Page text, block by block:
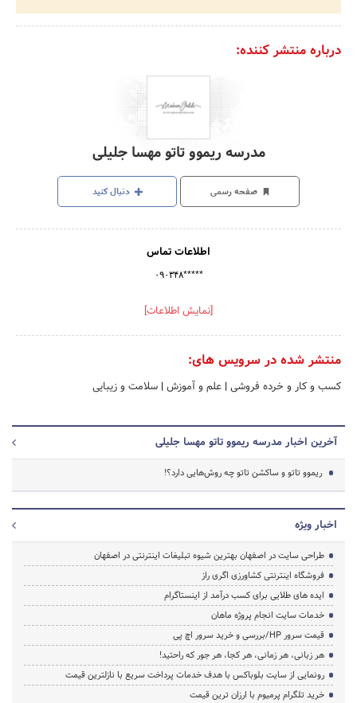
درباره منتشر کننده:
مدرسه ریموو تاتو مهسا جلیلی
صفحه رسمی دنبال کنید
اطلاعات تماس
۰۹۰۳۴۸*****
[نمایش اطلاعات]
منتشر شده در سرویس های:
کسب و کار و خرده فروشی | علم و آموزش | سلامت و زیبایی
آخرین اخبار مدرسه ریموو تاتو مهسا جلیلی
ریموو تاتو و ساکشن تاتو چه روش‌هایی دارد؟!
اخبار ویژه
طراحی سایت در اصفهان بهترین شیوه تبلیغات اینترنتی در اصفهان
فروشگاه اینترنتی کشاورزی اگری راز
ایده های طلایی برای کسب درآمد از اینستاگرام
خدمات سایت انجام پروژه ماهان
قیمت سرور HP/بررسی و خرید سرور اچ پی
هر زبانی، هر زمانی، هر کجا، هر جور که راحتید!
رونمایی از سایت بلوباکس با هدف خدمات پرداخت سریع با نازلترین قیمت
خرید تلگرام پرمیوم با ارزان ترین قیمت